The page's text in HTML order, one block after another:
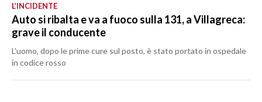
L’INCIDENTE
Auto si ribalta e va a fuoco sulla 131, a Villagreca:
grave il conducente
L’uomo, dopo le prime cure sul posto, è stato portato in ospedale
in codice rosso